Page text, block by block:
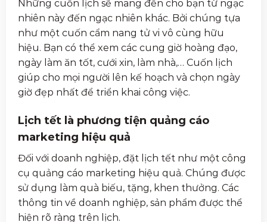
Những cuốn lịch sẽ mang đến cho bạn từ ngạc
nhiên này đến ngạc nhiên khác. Bởi chúng tựa
như một cuốn cẩm nang tử vi vô cùng hữu
hiệu. Bạn có thể xem các cung giờ hoàng đạo,
ngày làm ăn tốt, cưới xin, làm nhà,… Cuốn lịch
giúp cho mọi người lên kế hoạch và chọn ngày
giờ đẹp nhất để triển khai công việc.
Lịch tết là phương tiện quảng cáo
marketing hiệu quả
Đối với doanh nghiệp, đặt lịch tết như một công
cụ quảng cáo marketing hiệu quả. Chúng được
sử dụng làm quà biếu, tặng, khen thưởng. Các
thông tin về doanh nghiệp, sản phẩm được thể
hiện rõ ràng trên lịch.